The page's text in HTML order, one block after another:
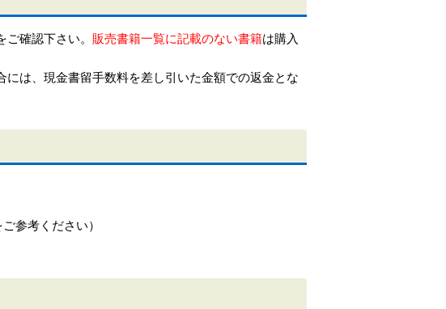
確認下さい。 販売書籍一覧に記載のない書籍は購入
には、現金書留手数料を差し引いた金額での返金とな
参考ください）